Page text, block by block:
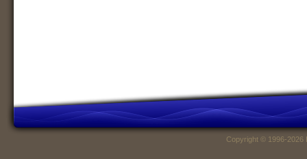
Copyright © 1996-2026